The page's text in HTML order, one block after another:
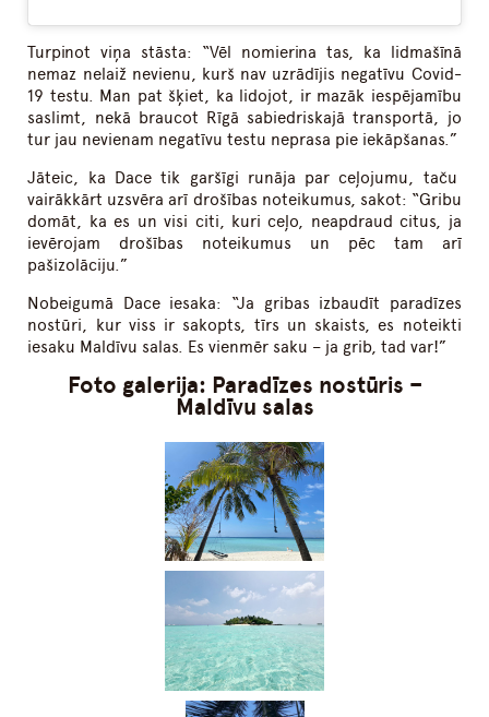
Turpinot viņa stāsta: “Vēl nomierina tas, ka lidmašīnā
nemaz nelaiž nevienu, kurš nav uzrādījis negatīvu Covid-
19 testu. Man pat šķiet, ka lidojot, ir mazāk iespējamību
saslimt, nekā braucot Rīgā sabiedriskajā transportā, jo
tur jau nevienam negatīvu testu neprasa pie iekāpšanas.”
Jāteic, ka Dace tik garšīgi runāja par ceļojumu, taču
vairākkārt uzsvēra arī drošības noteikumus, sakot: “Gribu
domāt, ka es un visi citi, kuri ceļo, neapdraud citus, ja
ievērojam drošības noteikumus un pēc tam arī
pašizolāciju.”
Nobeigumā Dace iesaka: “Ja gribas izbaudīt paradīzes
nostūri, kur viss ir sakopts, tīrs un skaists, es noteikti
iesaku Maldīvu salas. Es vienmēr saku – ja grib, tad var!”
Foto galerija: Paradīzes nostūris –
Maldīvu salas